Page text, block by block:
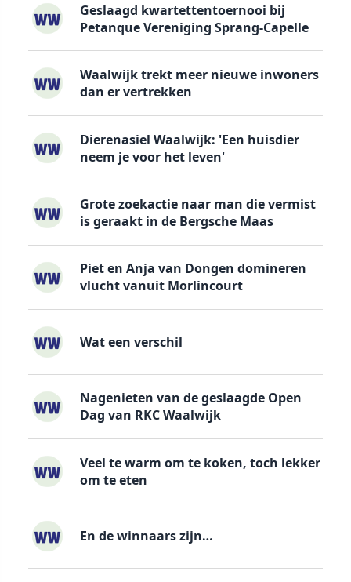
Geslaagd kwartettentoernooi bij
Petanque Vereniging Sprang-Capelle
Waalwijk trekt meer nieuwe inwoners
dan er vertrekken
Dierenasiel Waalwijk: 'Een huisdier
neem je voor het leven'
Grote zoekactie naar man die vermist
is geraakt in de Bergsche Maas
Piet en Anja van Dongen domineren
vlucht vanuit Morlincourt
Wat een verschil
Nagenieten van de geslaagde Open
Dag van RKC Waalwijk
Veel te warm om te koken, toch lekker
om te eten
En de winnaars zijn…